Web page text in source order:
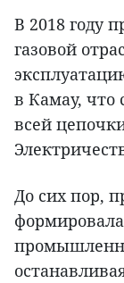
В 2018 году
газовой
в Камау,
всей
До сих пор,